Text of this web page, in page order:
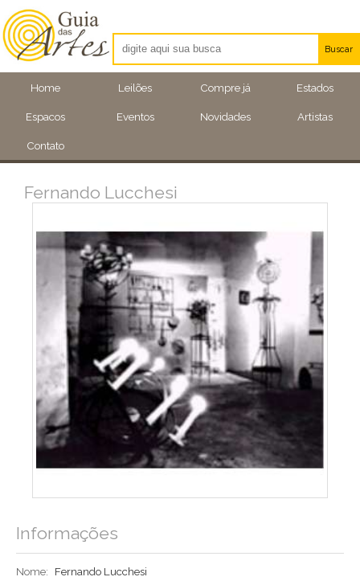
Home Leilões Compre já Estados
Espacos Eventos Novidades Artistas
Contato
Buscar
Artistas
Eventos
Fernando Lucchesi
Informações
Nome: Fernando Lucchesi